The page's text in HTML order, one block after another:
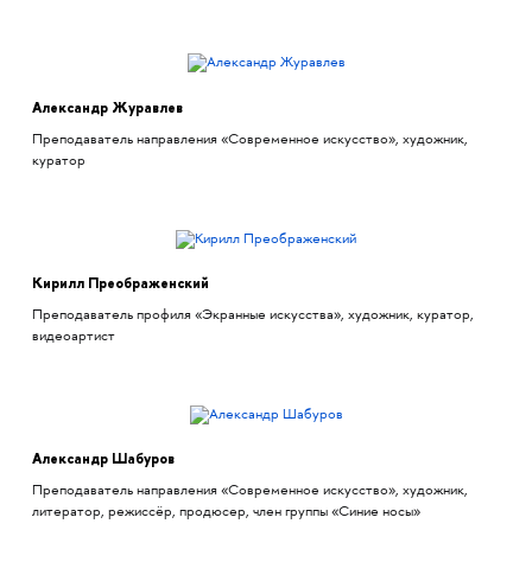
Александр Журавлев
Преподаватель направления «Современное искусство», художник,
куратор
Кирилл Преображенский
Преподаватель профиля «Экранные искусства», художник, куратор,
видеоартист
Александр Шабуров
Преподаватель направления «Современное искусство», художник,
литератор, режиссёр, продюсер, член группы «Синие носы»